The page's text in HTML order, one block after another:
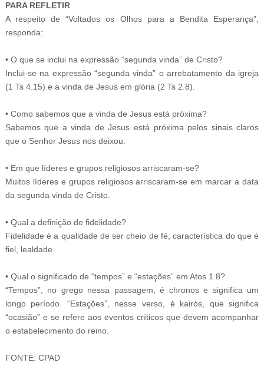
PARA REFLETIR
A respeito de “Voltados os Olhos para a Bendita Esperança”,
responda:
• O que se inclui na expressão “segunda vinda” de Cristo?
Inclui-se na expressão “segunda vinda” o arrebatamento da igreja
(1 Ts 4.15) e a vinda de Jesus em glória (2 Ts 2.8).
• Como sabemos que a vinda de Jesus está próxima?
Sabemos que a vinda de Jesus está próxima pelos sinais claros
que o Senhor Jesus nos deixou.
• Em que líderes e grupos religiosos arriscaram-se?
Muitos líderes e grupos religiosos arriscaram-se em marcar a data
da segunda vinda de Cristo.
• Qual a definição de fidelidade?
Fidelidade é a qualidade de ser cheio de fé, característica do que é
fiel, lealdade.
• Qual o significado de “tempos” e “estações” em Atos 1.8?
“Tempos”, no grego nessa passagem, é chronos e significa um
longo período. “Estações”, nesse verso, é kairós, que significa
“ocasião” e se refere aos eventos críticos que devem acompanhar
o estabelecimento do reino.
FONTE: CPAD